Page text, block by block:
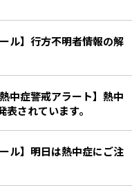
ル】行方不明者情報の解
中症警戒アラート】熱中
されています。
ル】明日は熱中症にご注